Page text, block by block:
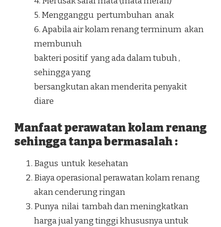
5. Mengganggu pertumbuhan anak
6. Apabila air kolam renang terminum akan
membunuh
bakteri positif yang ada dalam tubuh ,
sehingga yang
bersangkutan akan menderita penyakit
diare
Manfaat perawatan kolam renang
sehingga tanpa bermasalah :
Bagus untuk kesehatan
Biaya operasional perawatan kolam renang
akan cenderung ringan
Punya nilai tambah dan meningkatkan
harga jual yang tinggi khususnya untuk